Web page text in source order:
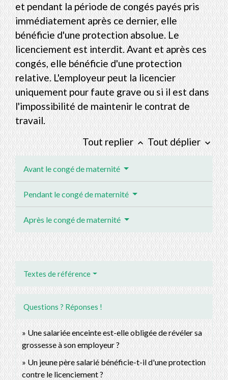
et pendant la période de congés payés pris
immédiatement après ce dernier, elle
bénéficie d'une protection absolue. Le
licenciement est interdit. Avant et après ces
congés, elle bénéficie d'une protection
relative. L'employeur peut la licencier
uniquement pour faute grave ou si il est dans
l'impossibilité de maintenir le contrat de
travail.
Tout replier keyboard_arrow_up Tout déplierkeyboard_arrow_down
Avant le congé de maternité
Pendant le congé de maternité
Après le congé de maternité
Textes de référence
Questions ? Réponses !
Une salariée enceinte est-elle obligée de révéler sa
grossesse à son employeur ?
Un jeune père salarié bénéficie-t-il d'une protection
contre le licenciement ?